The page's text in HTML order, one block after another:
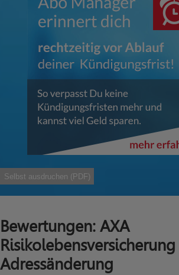
Selbst ausdruchen (PDF)
Bewertungen: AXA
Risikolebensversicherung
Adressänderung